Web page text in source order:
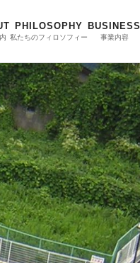
PHILOSOPHY
私たちのフィロソフィー
BUSINESS
事業内容